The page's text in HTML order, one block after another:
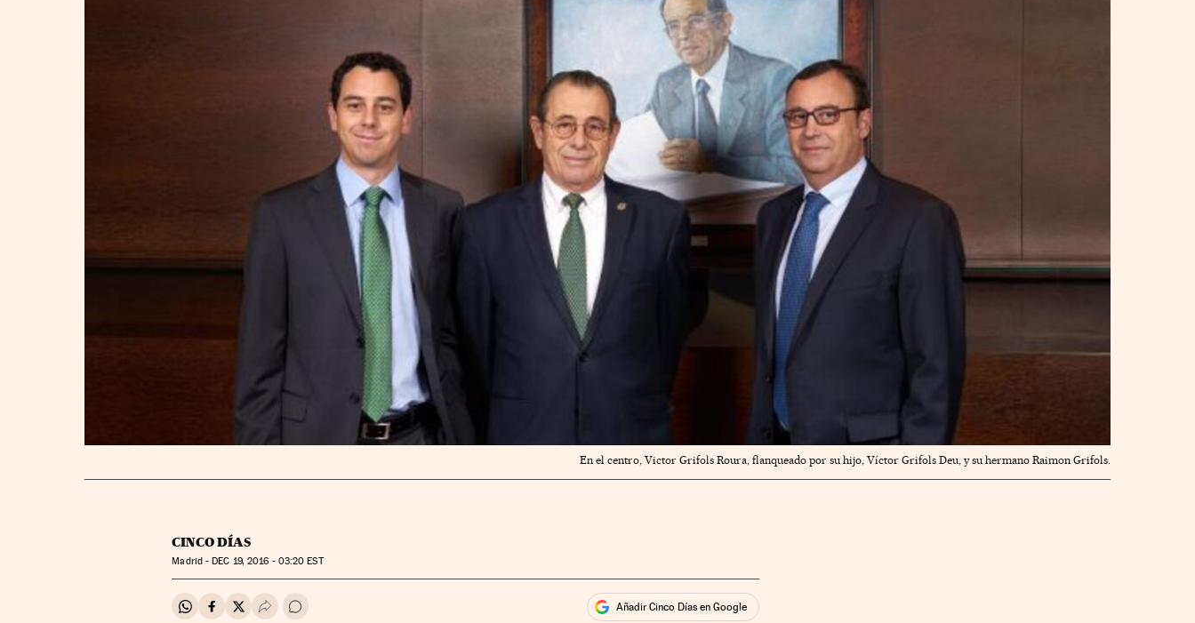
En el centro, Victor Grifols Roura, flanqueado por su hijo, Víctor Grifols Deu, y su hermano Raimon Grifols.
CINCO DÍAS
Madrid - DEC 19, 2016 - 03:20 EST
Compartir en Whatsapp
Compartir en Facebook
Compartir en Twitter
Desplegar Redes Sociales
Ir a los comentarios Añadir Cinco Días en Google